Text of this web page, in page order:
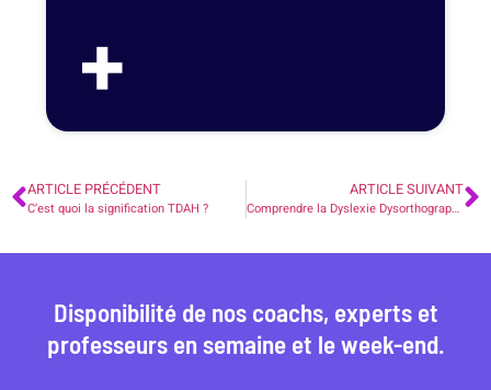
+
ARTICLE PRÉCÉDENT
C’est quoi la signification TDAH ?
ARTICLE SUIVANT
Comprendre la Dyslexie Dysorthographie et la Dysgraphie.
Disponibilité de nos coachs, experts et
professeurs en semaine et le week-end.